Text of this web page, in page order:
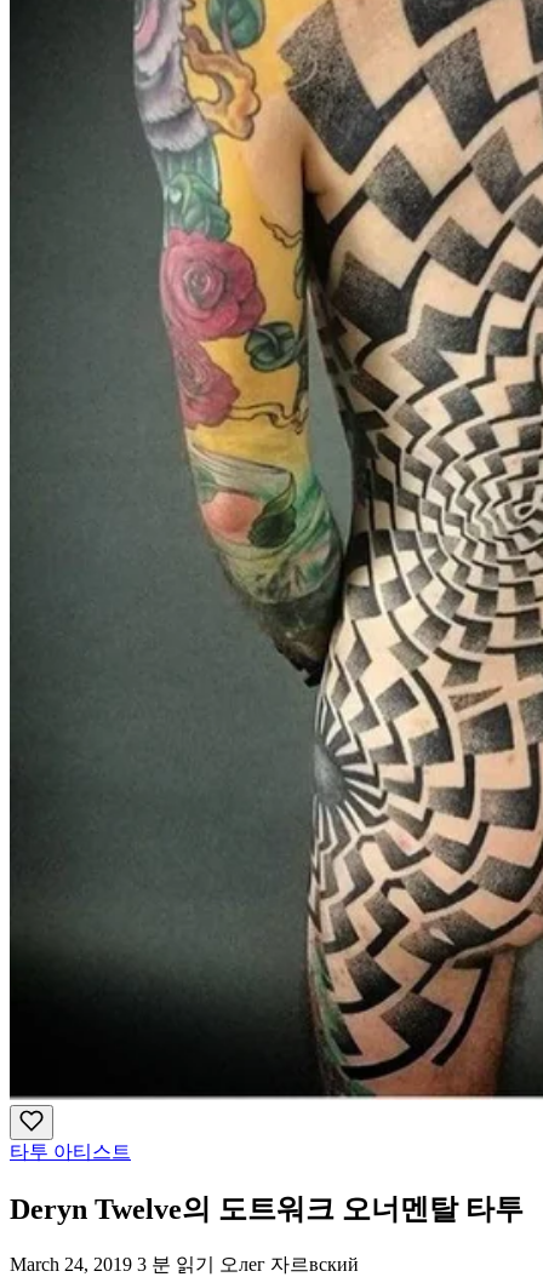
타투 아티스트
Deryn Twelve의 도트워크 오너멘탈 타투
March 24, 2019 3 분 읽기
오лег 자르вский